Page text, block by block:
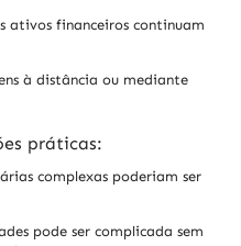
ativos financeiros continuam
à distância ou mediante
práticas:
complexas poderiam ser
pode ser complicada sem